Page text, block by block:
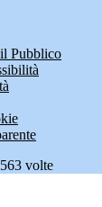
Pubblico
volte